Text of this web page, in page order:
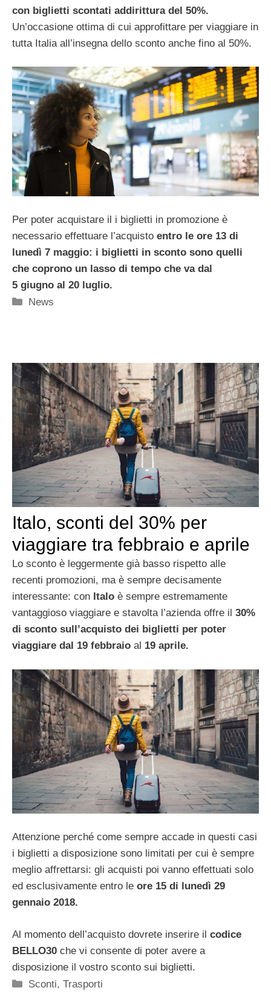
con biglietti scontati addirittura del 50%.
Un’occasione ottima di cui approfittare per viaggiare in
tutta Italia all’insegna dello sconto anche fino al 50%.
Per poter acquistare il i biglietti in promozione è
necessario effettuare l’acquisto entro le ore 13 di
lunedì 7 maggio: i biglietti in sconto sono quelli
che coprono un lasso di tempo che va dal
5 giugno al 20 luglio.
Categorie
News
Italo, sconti del 30% per
viaggiare tra febbraio e aprile
Lo sconto è leggermente già basso rispetto alle
recenti promozioni, ma è sempre decisamente
interessante: con Italo è sempre estremamente
vantaggioso viaggiare e stavolta l’azienda offre il 30%
di sconto sull’acquisto dei biglietti per poter
viaggiare dal 19 febbraio al 19 aprile.
Attenzione perché come sempre accade in questi casi
i biglietti a disposizione sono limitati per cui è sempre
meglio affrettarsi: gli acquisti poi vanno effettuati solo
ed esclusivamente entro le ore 15 di lunedì 29
gennaio 2018.
Al momento dell’acquisto dovrete inserire il codice
BELLO30 che vi consente di poter avere a
disposizione il vostro sconto sui biglietti.
Categorie
Sconti,Trasporti